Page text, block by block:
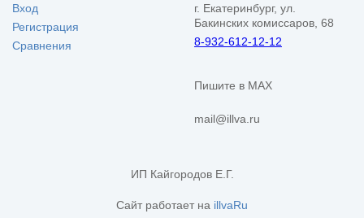
Вход
Регистрация
Сравнения
г. Екатеринбург, ул.
Бакинских комиссаров, 68
8-932-612-12-12
Пишите в MAX
mail@illva.ru
ИП Кайгородов Е.Г.
Сайт работает на illvaRu